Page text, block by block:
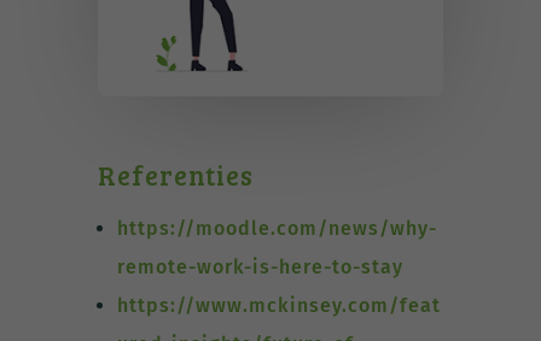
Referenties
https://moodle.com/news/why-
remote-work-is-here-to-stay
https://www.mckinsey.com/feat